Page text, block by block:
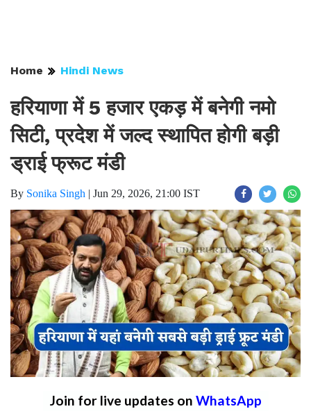
Home Hindi News
हरियाणा में 5 हजार एकड़ में बनेगी नमो
सिटी, प्रदेश में जल्द स्थापित होगी बड़ी
ड्राई फ्रूट मंडी
By Sonika Singh | Jun 29, 2026, 21:00 IST
Join for live updates on WhatsApp